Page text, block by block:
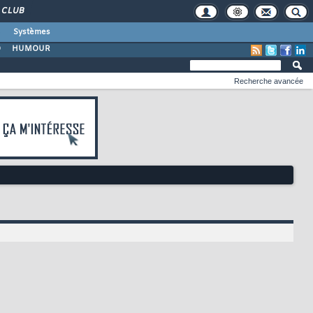
CLUB
Systèmes
HUMOUR
Recherche avancée